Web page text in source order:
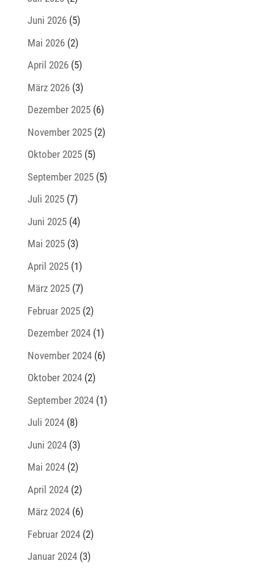
Juni 2026(5)
Mai 2026(2)
April 2026(5)
März 2026(3)
Dezember 2025(6)
November 2025(2)
Oktober 2025(5)
September 2025(5)
Juli 2025(7)
Juni 2025(4)
Mai 2025(3)
April 2025(1)
März 2025(7)
Februar 2025(2)
Dezember 2024(1)
November 2024(6)
Oktober 2024(2)
September 2024(1)
Juli 2024(8)
Juni 2024(3)
Mai 2024(2)
April 2024(2)
März 2024(6)
Februar 2024(2)
Januar 2024(3)